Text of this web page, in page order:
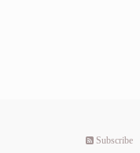
Subscribe